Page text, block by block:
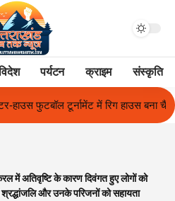
पर्यटन क्राइम संस्कृति
चैंपियन तुलाज़ ने रचा इतिहास, संस्थान से
में अतिवृष्टि के कारण दिवंगत हुए लोगों को
श्रद्धांजलि और उनके परिजनों को सहायता